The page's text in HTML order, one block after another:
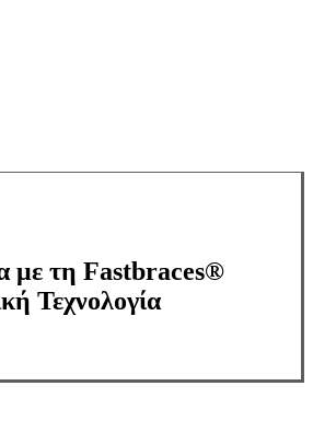
με τη Fastbraces®
Τεχνολογία